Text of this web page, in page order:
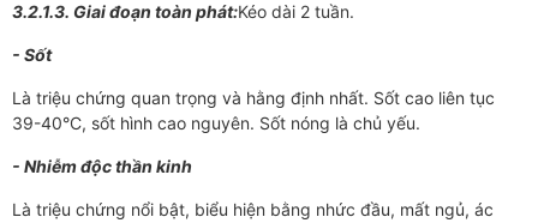
3.2.1.3. Giai đoạn toàn phát:Kéo dài 2 tuần.
- Sốt
Là triệu chứng quan trọng và hằng định nhất. Sốt cao liên tục
39-40°C, sốt hình cao nguyên. Sốt nóng là chủ yếu.
- Nhiễm độc thần kinh
Là triệu chứng nổi bật, biểu hiện bằng nhức đầu, mất ngủ, ác